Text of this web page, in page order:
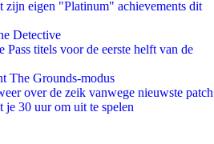
eigen "Platinum" achievements dit
Detective
titels voor de eerste helft van de
The Grounds-modus
over de zeik vanwege nieuwste patch
je 30 uur om uit te spelen